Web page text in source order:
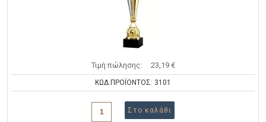
Τιμή πώλησης: 23,19 €
ΚΩΔ.ΠΡΟΪΟΝΤΟΣ: 3101